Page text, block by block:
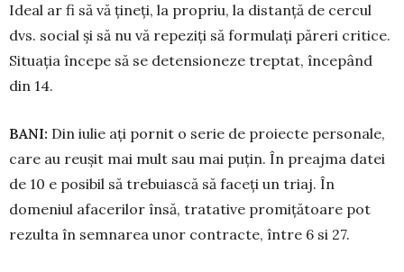
Ideal ar fi să vă țineți, la propriu, la distanță de cercul
dvs. social și să nu vă repeziți să formulați păreri critice.
Situaţia începe să se detensioneze treptat, începând
din 14.
BANI: Din iulie ați pornit o serie de proiecte personale,
care au reușit mai mult sau mai puțin. În preajma datei
de 10 e posibil să trebuiască să faceți un triaj. În
domeniul afacerilor însă, tratative promițătoare pot
rezulta în semna­rea unor contracte, între 6 si 27.